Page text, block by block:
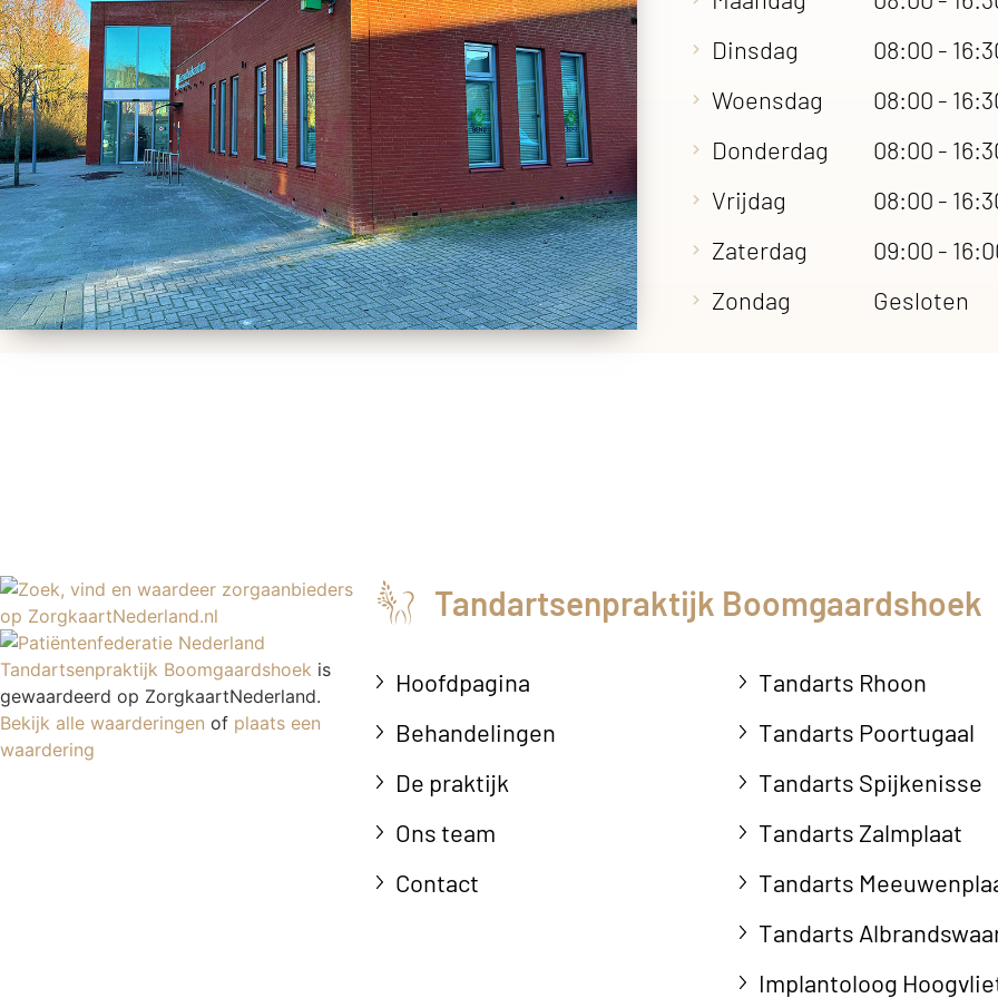
Dinsdag
Woensdag
Donderdag
Vrijdag
Zaterdag
Zondag
08:00 -
08:00 -
08:00 -
08:00 -
09:00 -
Gesloten
Tandartsenpraktijk Boomgaardshoek is
gewaardeerd op ZorgkaartNederland.
Bekijk alle waarderingen of plaats een
waardering
Tandartsenpraktijk Boomgaardshoek
Hoofdpagina
Behandelingen
De praktijk
Ons team
Contact
Tandarts Rhoon
Tandarts Poortugaal
Tandarts Spijkenisse
Tandarts Zalmplaat
Tandarts
Tandarts
Implantoloog